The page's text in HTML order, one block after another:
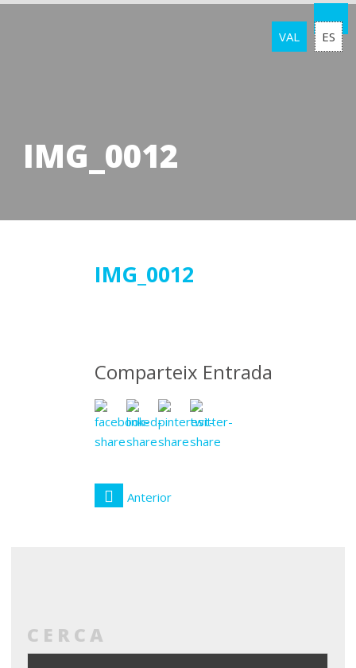
VAL ES
IMG_0012
IMG_0012
Comparteix Entrada
Anterior
CERCA